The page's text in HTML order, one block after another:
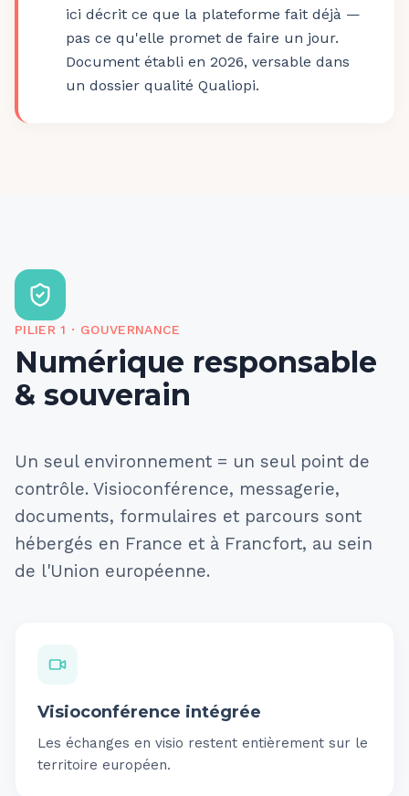
ici décrit ce que la plateforme fait déjà —
pas ce qu'elle promet de faire un jour.
Document établi en 2026, versable dans
un dossier qualité Qualiopi.
PILIER1 · GOUVERNANCE
Numérique responsable
& souverain
Un seul environnement = un seul point de
contrôle. Visioconférence, messagerie,
documents, formulaires et parcours sont
hébergés en France et à Francfort, au sein
de l'Union européenne.
Visioconférence intégrée
Les échanges en visio restent entièrement sur le
territoire européen.